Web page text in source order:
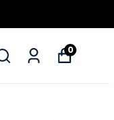
0